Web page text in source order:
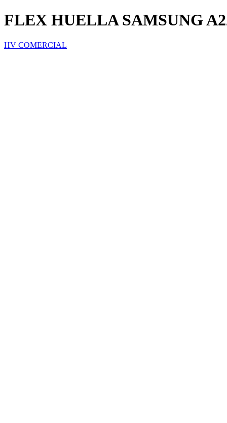
FLEX HUELLA SAMSUNG
HV COMERCIAL